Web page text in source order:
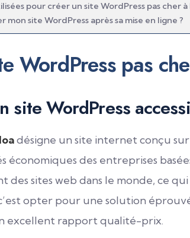
pour créer un site WordPress pas cher à
site WordPress après sa mise en ligne ?
WordPress pas
site WordPress
désigne un site internet conçu
des entreprises
des sites web dans le monde, ce
opter pour une solution
excellent rapport qualité-prix.